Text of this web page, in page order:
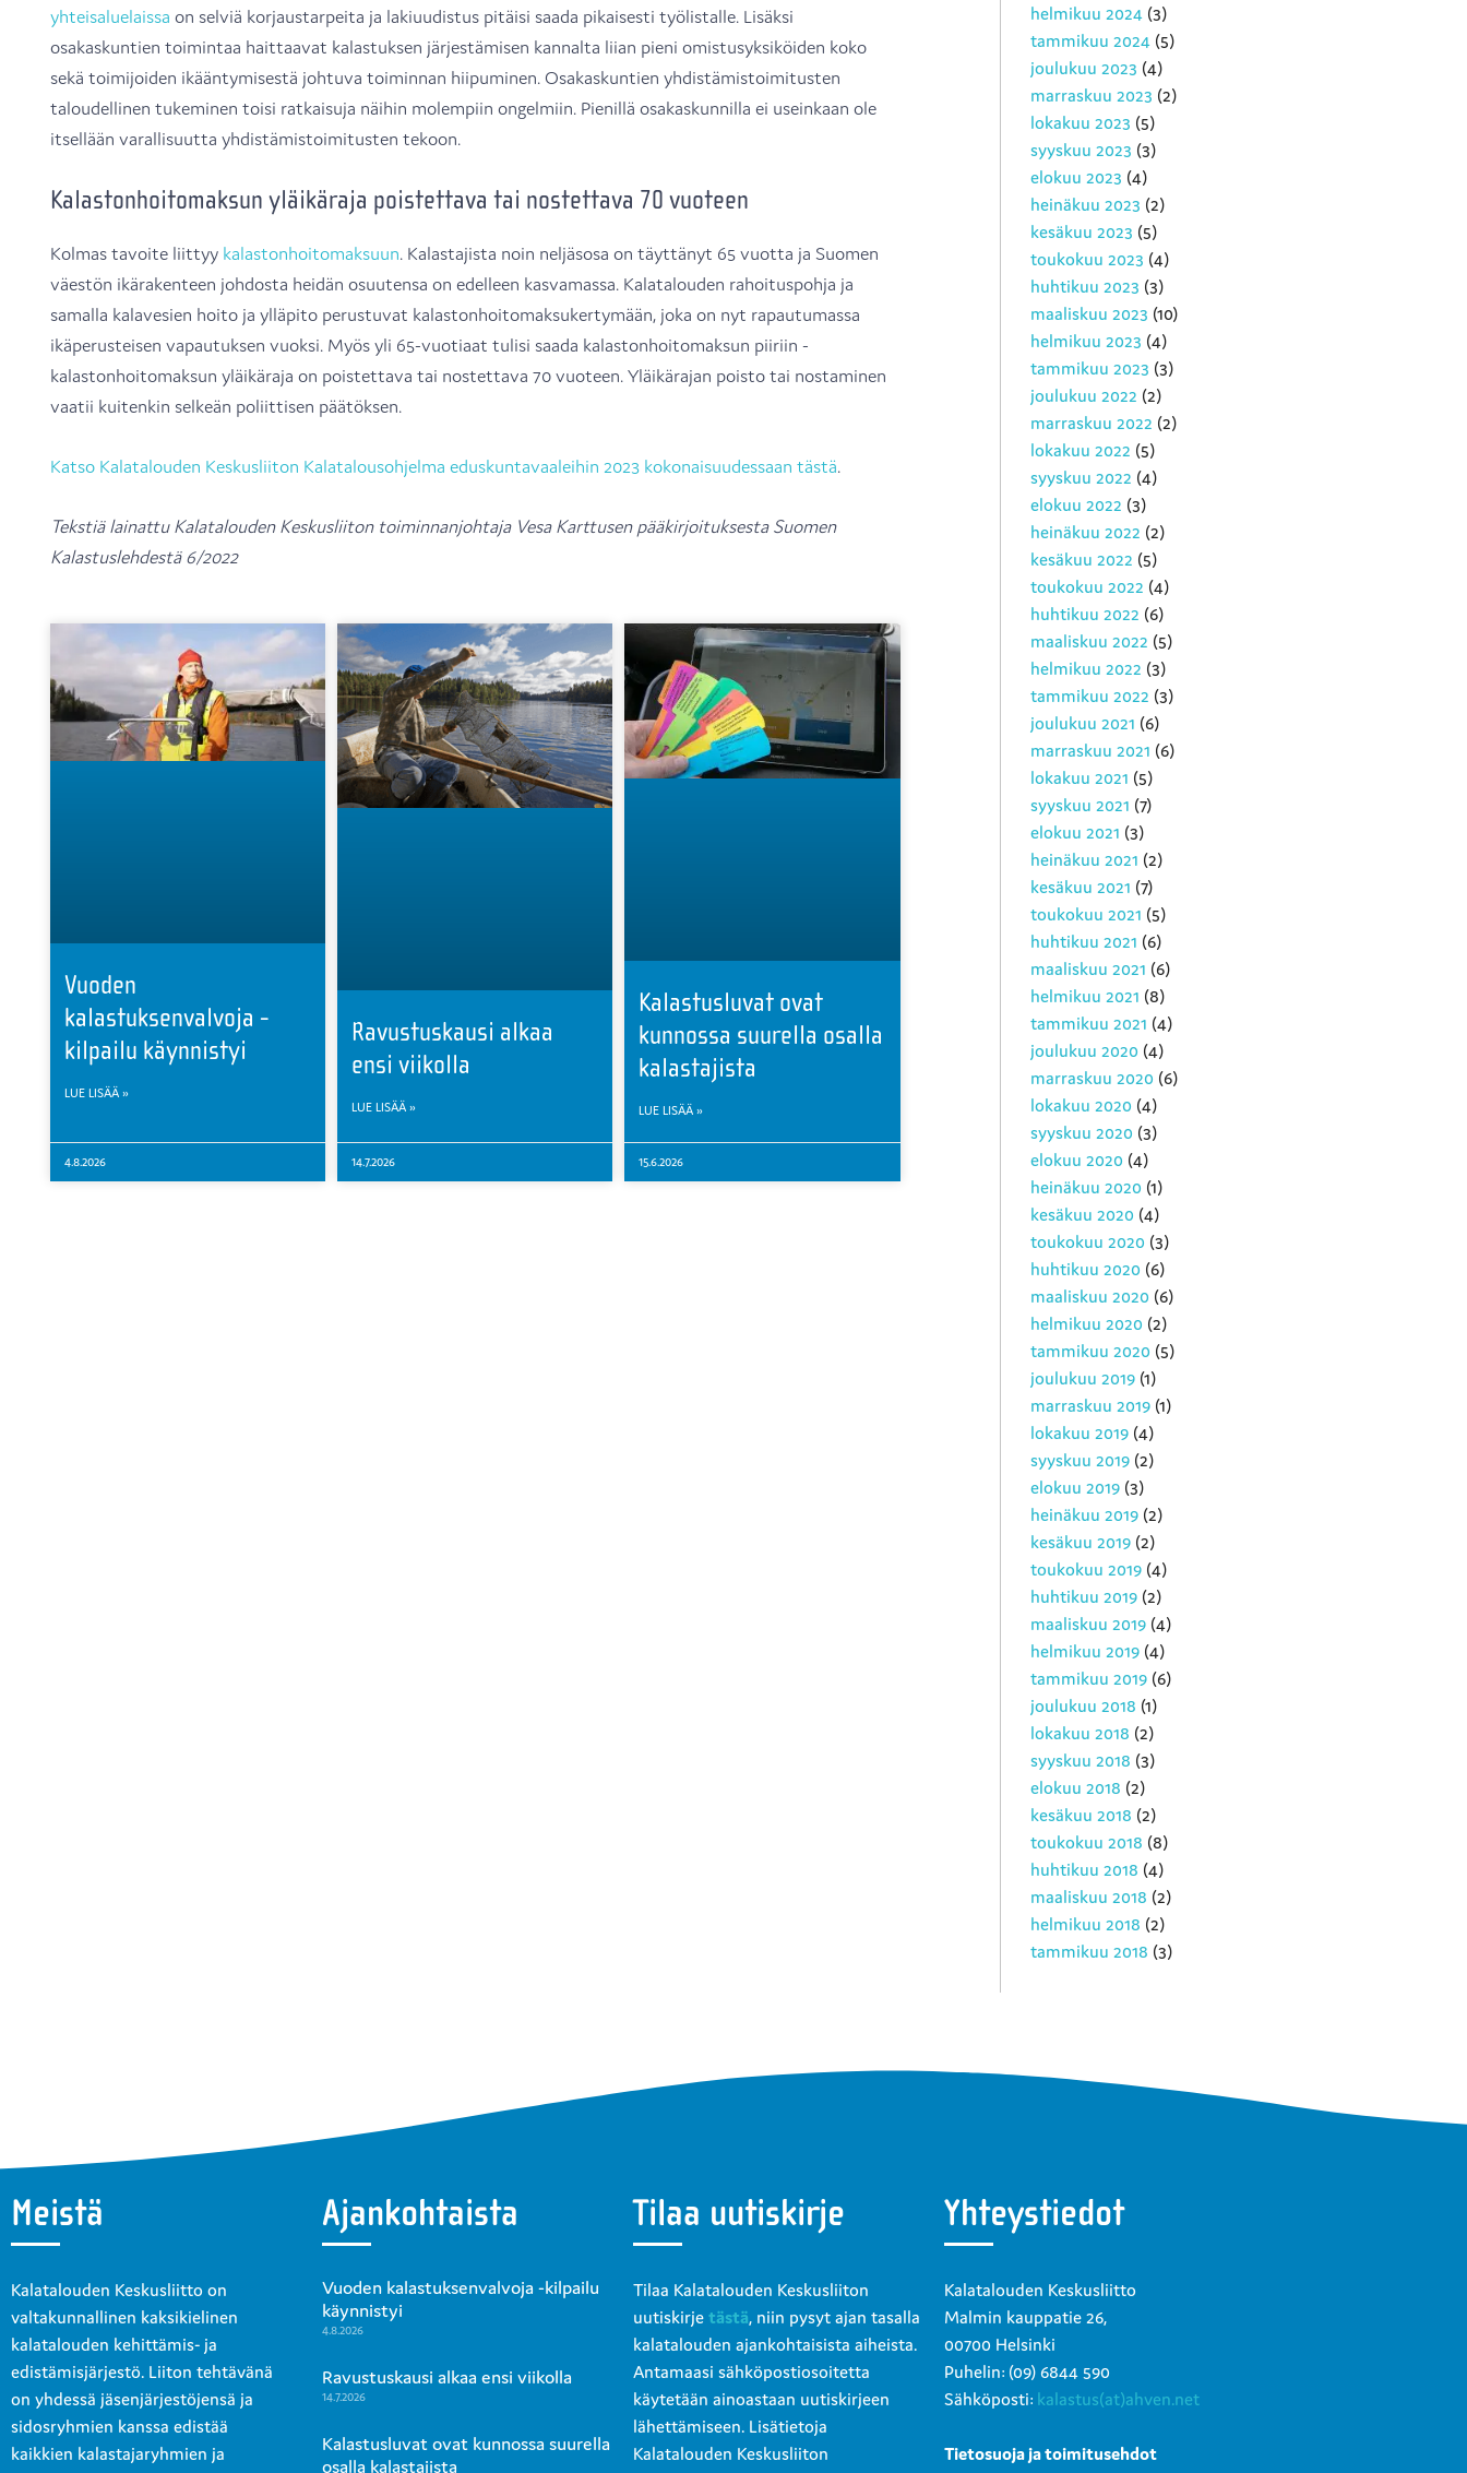
yhteisaluelaissa on selviä korjaustarpeita ja lakiuudistus pitäisi saada pikaisesti työlistalle. Lisäksi
osakaskuntien toimintaa haittaavat kalastuksen järjestämisen kannalta liian pieni omistusyksiköiden koko
sekä toimijoiden ikääntymisestä johtuva toiminnan hiipuminen. Osakaskuntien yhdistämistoimitusten
taloudellinen tukeminen toisi ratkaisuja näihin molempiin ongelmiin. Pienillä osakaskunnilla ei useinkaan ole
itsellään varallisuutta yhdistämistoimitusten tekoon.
Kalastonhoitomaksun yläikäraja poistettava tai nostettava 70 vuoteen
Kolmas tavoite liittyy kalastonhoitomaksuun. Kalastajista noin neljäsosa on täyttänyt 65 vuotta ja Suomen
väestön ikärakenteen johdosta heidän osuutensa on edelleen kasvamassa. Kalatalouden rahoituspohja ja
samalla kalavesien hoito ja ylläpito perustuvat kalastonhoitomaksukertymään, joka on nyt rapautumassa
ikäperusteisen vapautuksen vuoksi. Myös yli 65-vuotiaat tulisi saada kalastonhoitomaksun piiriin -
kalastonhoitomaksun yläikäraja on poistettava tai nostettava 70 vuoteen. Yläikärajan poisto tai nostaminen
vaatii kuitenkin selkeän poliittisen päätöksen.
Katso Kalatalouden Keskusliiton Kalatalousohjelma eduskuntavaaleihin 2023 kokonaisuudessaan tästä.
Tekstiä lainattu Kalatalouden Keskusliiton toiminnanjohtaja Vesa Karttusen pääkirjoituksesta Suomen
Kalastuslehdestä 6/2022
Vuoden
kalastuksenvalvoja -
kilpailu käynnistyi
LUE LISÄÄ »
4.8.2026
Ravustuskausi alkaa
ensi viikolla
LUE LISÄÄ »
14.7.2026
Kalastusluvat ovat
kunnossa suurella osalla
kalastajista
LUE LISÄÄ »
15.6.2026
helmikuu 2024 (3)
tammikuu 2024 (5)
joulukuu 2023 (4)
marraskuu 2023 (2)
lokakuu 2023 (5)
syyskuu 2023 (3)
elokuu 2023 (4)
heinäkuu 2023 (2)
kesäkuu 2023 (5)
toukokuu 2023 (4)
huhtikuu 2023 (3)
maaliskuu 2023 (10)
helmikuu 2023 (4)
tammikuu 2023 (3)
joulukuu 2022 (2)
marraskuu 2022 (2)
lokakuu 2022 (5)
syyskuu 2022 (4)
elokuu 2022 (3)
heinäkuu 2022 (2)
kesäkuu 2022 (5)
toukokuu 2022 (4)
huhtikuu 2022 (6)
maaliskuu 2022 (5)
helmikuu 2022 (3)
tammikuu 2022 (3)
joulukuu 2021 (6)
marraskuu 2021 (6)
lokakuu 2021 (5)
syyskuu 2021 (7)
elokuu 2021 (3)
heinäkuu 2021 (2)
kesäkuu 2021 (7)
toukokuu 2021 (5)
huhtikuu 2021 (6)
maaliskuu 2021 (6)
helmikuu 2021 (8)
tammikuu 2021 (4)
joulukuu 2020 (4)
marraskuu 2020 (6)
lokakuu 2020 (4)
syyskuu 2020 (3)
elokuu 2020 (4)
heinäkuu 2020 (1)
kesäkuu 2020 (4)
toukokuu 2020 (3)
huhtikuu 2020 (6)
maaliskuu 2020 (6)
helmikuu 2020 (2)
tammikuu 2020 (5)
joulukuu 2019 (1)
marraskuu 2019 (1)
lokakuu 2019 (4)
syyskuu 2019 (2)
elokuu 2019 (3)
heinäkuu 2019 (2)
kesäkuu 2019 (2)
toukokuu 2019 (4)
huhtikuu 2019 (2)
maaliskuu 2019 (4)
helmikuu 2019 (4)
tammikuu 2019 (6)
joulukuu 2018 (1)
lokakuu 2018 (2)
syyskuu 2018 (3)
elokuu 2018 (2)
kesäkuu 2018 (2)
toukokuu 2018 (8)
huhtikuu 2018 (4)
maaliskuu 2018 (2)
helmikuu 2018 (2)
tammikuu 2018 (3)
Meistä
Kalatalouden Keskusliitto on
valtakunnallinen kaksikielinen
kalatalouden kehittämis- ja
edistämisjärjestö. Liiton tehtävänä
on yhdessä jäsenjärjestöjensä ja
sidosryhmien kanssa edistää
kaikkien kalastajaryhmien ja
Ajankohtaista
Vuoden kalastuksenvalvoja -kilpailu
käynnistyi
4.8.2026
Ravustuskausi alkaa ensi viikolla
14.7.2026
Kalastusluvat ovat kunnossa suurella
osalla kalastajista
Tilaa uutiskirje
Tilaa Kalatalouden Keskusliiton
uutiskirje tästä, niin pysyt ajan tasalla
kalatalouden ajankohtaisista aiheista.
Antamaasi sähköpostiosoitetta
käytetään ainoastaan uutiskirjeen
lähettämiseen. Lisätietoja
Kalatalouden Keskusliiton
Yhteystiedot
Kalatalouden Keskusliitto
Malmin kauppatie 26,
00700 Helsinki
Puhelin: (09) 6844 590
Sähköposti: kalastus(at)ahven.net
Tietosuoja ja toimitusehdot